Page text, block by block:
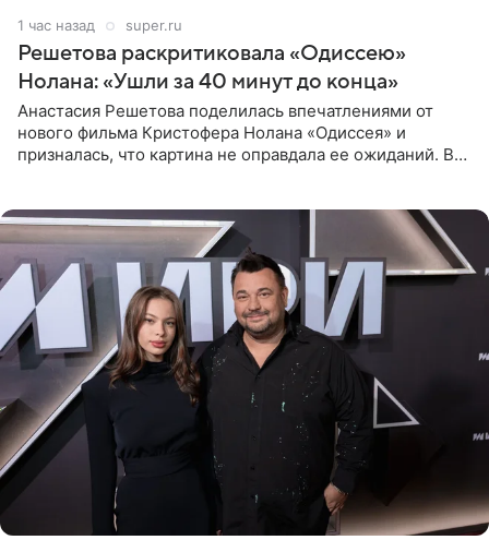
1 час назад super.ru
Решетова раскритиковала «Одиссею»
Нолана: «Ушли за 40 минут до конца»
Анастасия Решетова поделилась впечатлениями от
нового фильма Кристофера Нолана «Одиссея» и
призналась, что картина не оправдала ее ожиданий. В